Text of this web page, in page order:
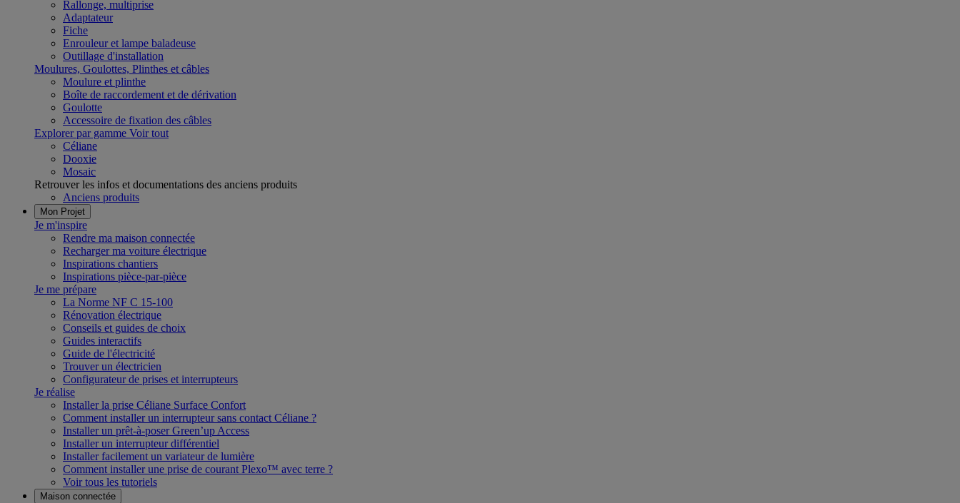
Rallonge, multiprise
Adaptateur
Fiche
Enrouleur et lampe baladeuse
Outillage d'installation
Moulures, Goulottes, Plinthes et câbles
Moulure et plinthe
Boîte de raccordement et de dérivation
Goulotte
Accessoire de fixation des câbles
Explorer par gamme Voir tout
Céliane
Dooxie
Mosaic
Retrouver les infos et documentations des anciens produits
Anciens produits
Mon Projet
Je m'inspire
Rendre ma maison connectée
Recharger ma voiture électrique
Inspirations chantiers
Inspirations pièce-par-pièce
Je me prépare
La Norme NF C 15-100
Rénovation électrique
Conseils et guides de choix
Guides interactifs
Guide de l'électricité
Trouver un électricien
Configurateur de prises et interrupteurs
Je réalise
Installer la prise Céliane Surface Confort
Comment installer un interrupteur sans contact Céliane ?
Installer un prêt-à-poser Green’up Access
Installer un interrupteur différentiel
Installer facilement un variateur de lumière
Comment installer une prise de courant Plexo™ avec terre ?
Voir tous les tutoriels
Maison connectée